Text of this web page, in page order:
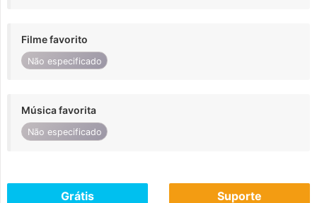
Filme favorito
Não especificado
Música favorita
Não especificado
Grátis Suporte